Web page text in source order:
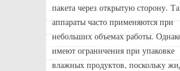
пакета через открытую сторону.
аппараты часто применяются при
небольших объемах работы.
имеют ограничения при упаковке
влажных продуктов, поскольку